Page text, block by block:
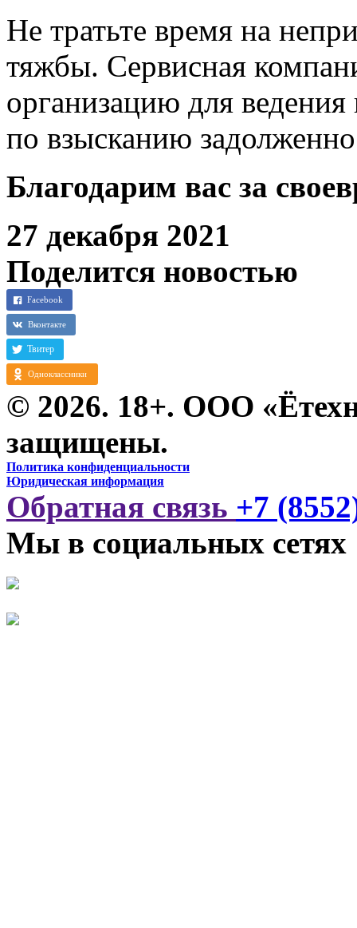
Не тратьте время на
тяжбы. Сервисная
организацию для
по взысканию
Благодарим вас за
27 декабря 2021
Поделится новостью
© 2026. 18+. ООО
защищены.
Политика конфиденциальности
Юридическая информация
Обратная связь +7
Мы в социальных сетях